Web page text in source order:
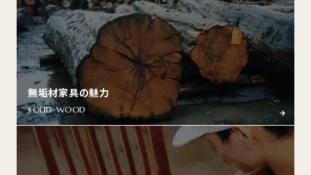
無垢材家具の魅力
SOLID WOOD